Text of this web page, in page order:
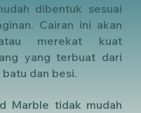
dibentuk sesuai
Cairan ini akan
merekat kuat
yang terbuat dari
dan besi.
Marble tidak mudah